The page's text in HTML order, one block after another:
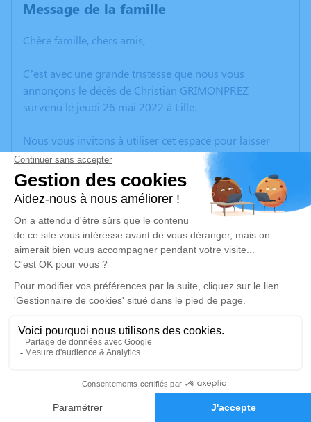
Faire-part Hommages
Message de la famille
Chère famille, chers amis,
C’est avec une grande tristesse que nous vous
annonçons le décès de Christian GRIMONPREZ
survenu le jeudi 26 mai 2022 à Lille.
Nous vous invitons à utiliser cet espace pour laisser
vos condoléances, partager des photos souvenirs, une
anecdote ou exprimer vos pensées à travers des
poèmes ou des textes. Cet endroit est un lieu
d'expression dédié à honorer la mémoire de Christian
GRIMONPREZ.
Un service de plantation d’arbre hommage est
disponible ici.
Je rends hommage
Cérémonie religieuse
Église Saint Christophe de Neuve-Chapelle
62840 Neuve-Chapelle